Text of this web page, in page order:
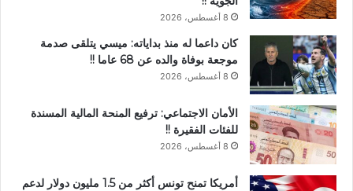
8 أغسطس، 2026
كان داعما له منذ بداياته: ميسي يتلقى صدمة
موجعة بوفاة والده عن 68 عاما !!
8 أغسطس، 2026
الأمان الاجتماعي: ترفيع المنحة المالية المسندة
للفئات الفقيرة !!
8 أغسطس، 2026
أمريكا تمنح تونس أكثر من 1.5 مليون دولار لدعم